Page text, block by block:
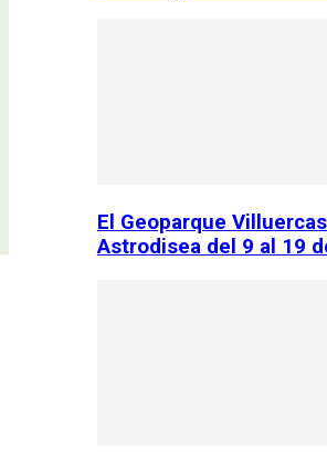
El Geoparque
Astrodisea del 9 al 19